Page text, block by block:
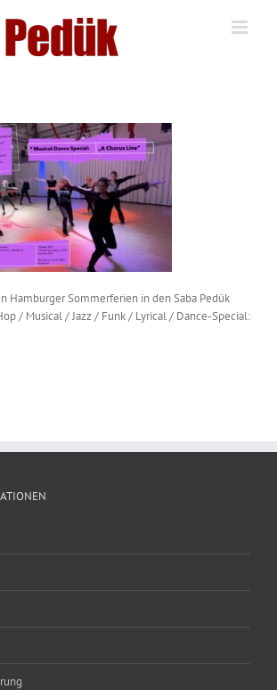
Hamburger Sommerferien in den Saba Pedük
/ Musical / Jazz / Funk / Lyrical / Dance-Special: